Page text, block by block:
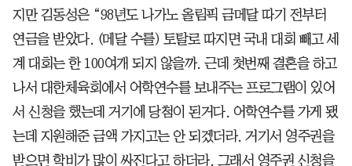
지만 김동성은 “98년도 나가노 올림픽 금메달 따기 전부터
연금을 받았다. (메달 수를) 토탈로 따지면 국내 대회 빼고 세
계 대회는 한 100여개 되지 않을까. 근데 첫번째 결혼을 하고
나서 대한체육회에서 어학연수를 보내주는 프로그램이 있어
서 신청을 했는데 거기에 당첨이 된거다. 어학연수를 가게 됐
는데 지원해준 금액 가지고는 안 되겠더라. 거기서 영주권을
받으면 학비가 많이 싸진다고 하더라. 그래서 영주권 신청을